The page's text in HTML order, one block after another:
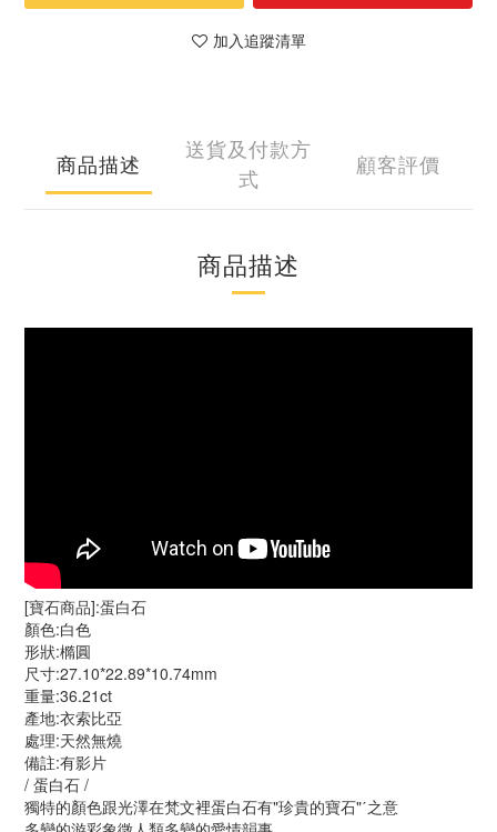
加入追蹤清單
商品描述
送貨及付款方
式
顧客評價
商品描述
[寶石商品]:蛋白石
顏色:白色
形狀:橢圓
尺寸:27.10*22.89*10.74mm
重量:36.21ct
產地:衣索比亞
處理:天然無燒
備註:有影片
/ 蛋白石 /
獨特的顏色跟光澤在梵文裡蛋白石有"珍貴的寶石"ˊ之意